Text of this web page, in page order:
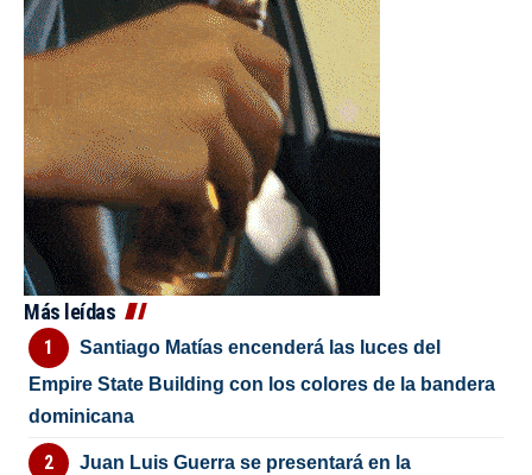
Más leídas
Santiago Matías encenderá las luces del
Empire State Building con los colores de la bandera
dominicana
Juan Luis Guerra se presentará en la